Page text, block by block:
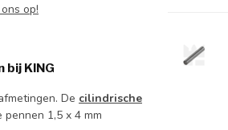
op!
bij KING
De cilindrische
1,5 x 4 mm